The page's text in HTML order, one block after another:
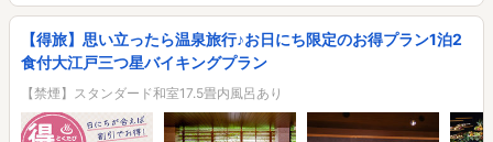
【得旅】思い立ったら温泉旅行♪お日にち限定のお得プラン1泊2
食付大江戸三つ星バイキングプラン
【禁煙】スタンダード和室17.5畳内風呂あり